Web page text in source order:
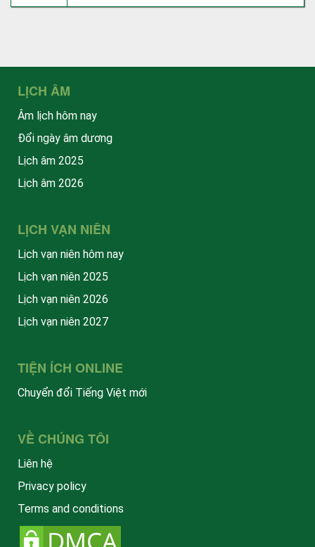
LỊCH ÂM
Âm lịch hôm nay
Đổi ngày âm dương
Lịch âm 2025
Lịch âm 2026
LỊCH VẠN NIÊN
Lịch vạn niên hôm nay
Lịch vạn niên 2025
Lịch vạn niên 2026
Lịch vạn niên 2027
TIỆN ÍCH ONLINE
Chuyển đổi Tiếng Việt mới
VỀ CHÚNG TÔI
Liên hệ
Privacy policy
Terms and conditions